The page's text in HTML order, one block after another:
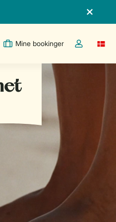
Mine bookinger
Toggle the